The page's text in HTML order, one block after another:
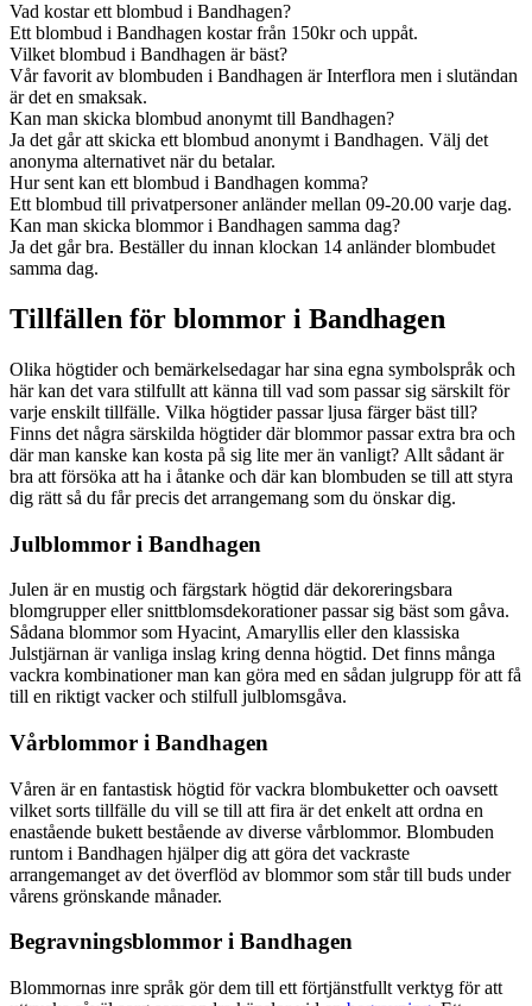
Vad kostar ett blombud i Bandhagen?
Ett blombud i Bandhagen kostar från 150kr och uppåt.
Vilket blombud i Bandhagen är bäst?
Vår favorit av blombuden i Bandhagen är Interflora men i slutändan
är det en smaksak.
Kan man skicka blombud anonymt till Bandhagen?
Ja det går att skicka ett blombud anonymt i Bandhagen. Välj det
anonyma alternativet när du betalar.
Hur sent kan ett blombud i Bandhagen komma?
Ett blombud till privatpersoner anländer mellan 09-20.00 varje dag.
Kan man skicka blommor i Bandhagen samma dag?
Ja det går bra. Beställer du innan klockan 14 anländer blombudet
samma dag.
Tillfällen för blommor i Bandhagen
Olika högtider och bemärkelsedagar har sina egna symbolspråk och
här kan det vara stilfullt att känna till vad som passar sig särskilt för
varje enskilt tillfälle. Vilka högtider passar ljusa färger bäst till?
Finns det några särskilda högtider där blommor passar extra bra och
där man kanske kan kosta på sig lite mer än vanligt? Allt sådant är
bra att försöka att ha i åtanke och där kan blombuden se till att styra
dig rätt så du får precis det arrangemang som du önskar dig.
Julblommor i Bandhagen
Julen är en mustig och färgstark högtid där dekoreringsbara
blomgrupper eller snittblomsdekorationer passar sig bäst som gåva.
Sådana blommor som Hyacint, Amaryllis eller den klassiska
Julstjärnan är vanliga inslag kring denna högtid. Det finns många
vackra kombinationer man kan göra med en sådan julgrupp för att få
till en riktigt vacker och stilfull julblomsgåva.
Vårblommor i Bandhagen
Våren är en fantastisk högtid för vackra blombuketter och oavsett
vilket sorts tillfälle du vill se till att fira är det enkelt att ordna en
enastående bukett bestående av diverse vårblommor. Blombuden
runtom i Bandhagen hjälper dig att göra det vackraste
arrangemanget av det överflöd av blommor som står till buds under
vårens grönskande månader.
Begravningsblommor i Bandhagen
Blommornas inre språk gör dem till ett förtjänstfullt verktyg för att